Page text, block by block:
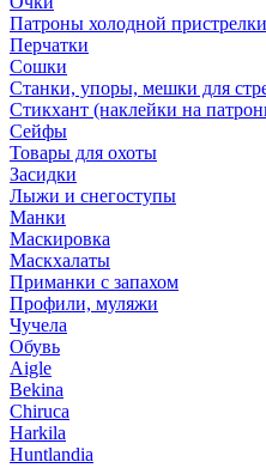
Патроны холодной
Перчатки
Сошки
Станки, упоры, мешки для
Стикхант (наклейки на
Сейфы
Товары для охоты
Засидки
Лыжи и снегоступы
Манки
Маскировка
Маскхалаты
Приманки с запахом
Профили, муляжи
Чучела
Обувь
Aigle
Bekina
Chiruсa
Harkila
Huntlandia